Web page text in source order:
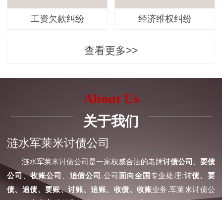
工资欠款纠纷 经济维权纠纷
查看更多>>
About Us
关于我们
涟水军莱米讨债公司
涟水军莱米讨债公司是一家权威合法的老牌讨债公司
要债
公司、收账公司 追债公司 .公司面向全国专业处理:讨债、要
债、追债、要账、讨账、追账、收债、收账业务.军莱米讨债公